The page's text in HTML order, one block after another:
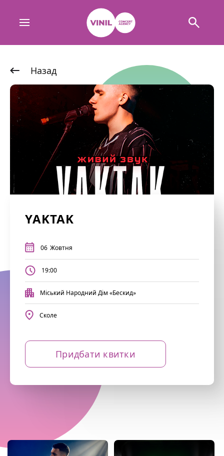
Назад
YAKTAK
06 Жовтня
19:00
Міський Народний Дім «Бескид»
Сколе
Придбати квитки